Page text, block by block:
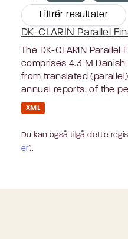
Filtrér resultater
DK-CLARIN Parallel
The DK-CLARIN Parallel
comprises 4.3 M
from translated
annual reports, of the
XML
Du kan også tilgå dette
er).